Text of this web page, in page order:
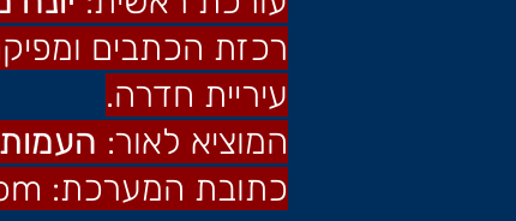
רכזת הכתבים
עיריית חדרה.
המוציא לאור:
כתובת המערכת: